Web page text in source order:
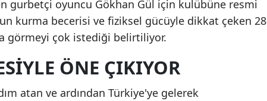
gurbetçi oyuncu Gökhan Gül için kulübüne resmi
kurma becerisi ve fiziksel gücüyle dikkat çeken 28
görmeyi çok istediği belirtiliyor.
ÖNE ÇIKIYOR
atan ve ardından Türkiye'ye gelerek